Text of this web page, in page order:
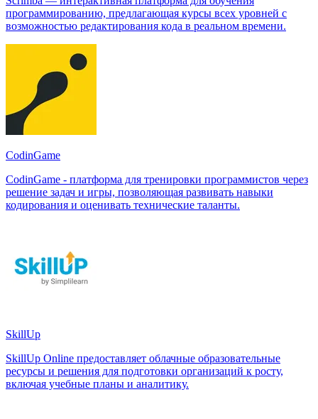
программированию, предлагающая курсы всех уровней с
возможностью редактирования кода в реальном времени.
CodinGame
CodinGame - платформа для тренировки программистов через
решение задач и игры, позволяющая развивать навыки
кодирования и оценивать технические таланты.
SkillUp
SkillUp Online предоставляет облачные образовательные
ресурсы и решения для подготовки организаций к росту,
включая учебные планы и аналитику.